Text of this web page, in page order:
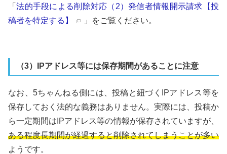
「法的手段による削除対応（2）発信者情報開示請求【投
稿者を特定する】
」をご覧ください。
（3）IPアドレス等には保存期間があることに注意
なお、5ちゃんねる側には、投稿と紐づくIPアドレス等を
保存しておく法的な義務はありません。実際には、投稿か
ら一定期間はIPアドレス等の情報が保存されていますが、
ある程度長期間が経過すると削除されてしまうことが多い
ようです。